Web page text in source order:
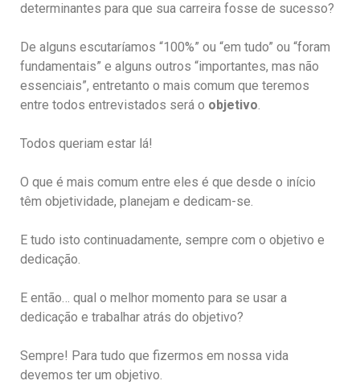
determinantes para que sua carreira fosse de sucesso?
De alguns escutaríamos “100%” ou “em tudo” ou “foram
fundamentais” e alguns outros “importantes, mas não
essenciais”, entretanto o mais comum que teremos
entre todos entrevistados será o objetivo.
Todos queriam estar lá!
O que é mais comum entre eles é que desde o início
têm objetividade, planejam e dedicam-se.
E tudo isto continuadamente, sempre com o objetivo e
dedicação.
E então… qual o melhor momento para se usar a
dedicação e trabalhar atrás do objetivo?
Sempre! Para tudo que fizermos em nossa vida
devemos ter um objetivo.